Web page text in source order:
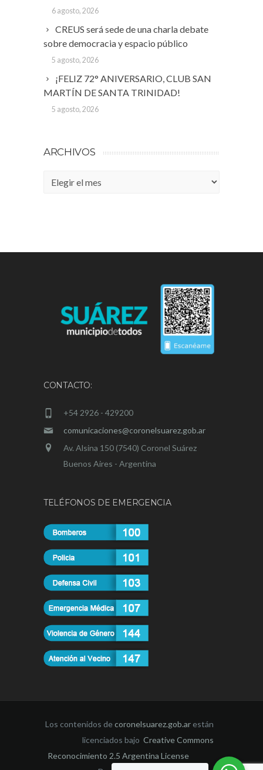
6 agosto, 2026
CREUS será sede de una charla debate
sobre democracia y espacio público
5 agosto, 2026
¡FELIZ 72° ANIVERSARIO, CLUB SAN
MARTÍN DE SANTA TRINIDAD!
5 agosto, 2026
ARCHIVOS
Archivos
CONTACTO:
+54 2926 - 429200
comunicaciones@coronelsuarez.gob.ar
Av. Alsina 150 (7540) Coronel Suárez
Buenos Aires - Argentina
TELÉFONOS DE EMERGENCIA
Los contenidos decoronelsuarez.gob.ar están
licenciados bajo Creative Commons
Reconocimiento 2.5 Argentina License